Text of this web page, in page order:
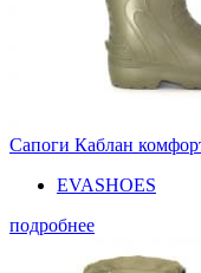
Сапоги Каблан
EVASHOES
подробнее